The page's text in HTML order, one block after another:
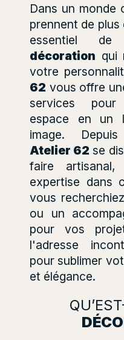
Dans un monde
prennent de plus
essentiel de
décoration qui
votre
62 vous offre
services
espace en un
image.
Atelier 62 se
faire
expertise dans
vous
ou un
pour vos
l'adresse
pour sublimer
et élégance.